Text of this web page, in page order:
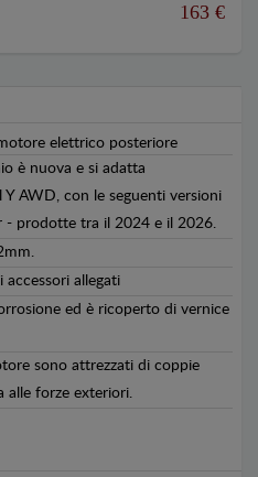
163 €
elettrico posteriore
è nuova e si adatta
AWD, con le seguenti versioni
prodotte tra il 2024 e il 2026.
accessori allegati
ed è ricoperto di vernice
sono attrezzati di coppie
alle forze exteriori.